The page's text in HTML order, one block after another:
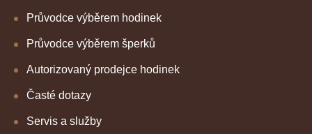
Průvodce výběrem hodinek
Průvodce výběrem šperků
Autorizovaný prodejce hodinek
Časté dotazy
Servis a služby